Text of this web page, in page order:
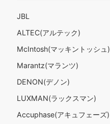
JBL
ALTEC(アルテック)
McIntosh(マッキントッシュ)
Marantz(マランツ)
DENON(デノン)
LUXMAN(ラックスマン)
Accuphase(アキュフェーズ)